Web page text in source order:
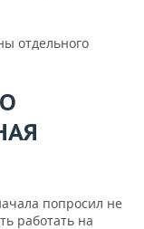
отдельного
попросил не
работать на